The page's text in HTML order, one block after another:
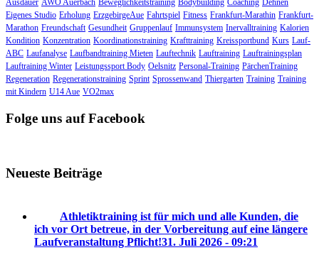
Ausdauer AWO Auerbach Beweglichkeitstraining Bodybuilding Coaching Dehnen
Eigenes Studio Erholung ErzgebirgeAue Fahrtspiel Fitness Frankfurt-Marathin Frankfurt-
Marathon Freundschaft Gesundheit Gruppenlauf Immunsystem Inervalltraining Kalorien
Kondition Konzentration Koordinationstraining Krafttraining Kreissportbund Kurs Lauf-
ABC Laufanalyse Laufbandtraining Mieten Lauftechnik Lauftraining Lauftrainingsplan
Lauftraining Winter Leistungssport Body Oelsnitz Personal-Training PärchenTraining
Regeneration Regenerationstraining Sprint Sprossenwand Thiergarten Training Training
mit Kindern U14 Aue VO2max
Folge uns auf Facebook
Neueste Beiträge
Athletiktraining ist für mich und alle Kunden, die
ich vor Ort betreue, in der Vorbereitung auf eine längere
Laufveranstaltung Pflicht!31. Juli 2026 - 09:21